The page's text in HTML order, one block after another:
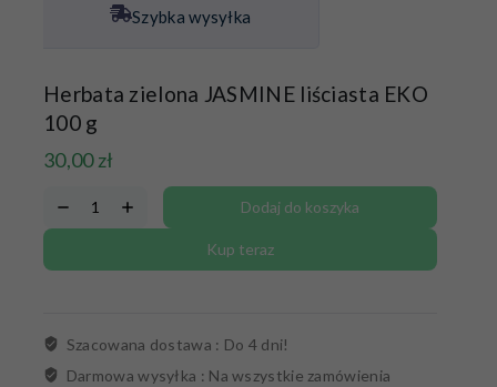
Szybka wysyłka
Herbata zielona JASMINE liściasta EKO
100 g
30,00zł
Dodaj do koszyka
Kup teraz
Szacowana dostawa : Do 4 dni!
Darmowa wysyłka : Na wszystkie zamówienia